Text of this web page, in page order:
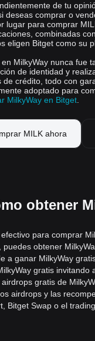
de tu
deseas comprar o
lugar para comprar
combinadas
eligen Bitget como su
en MilkyWay nunca fue
de identidad y
de crédito, todo con
adoptado para
MilkyWay en Bitget
MILK ahora
obtener
para comprar
puedes obtener
a ganar MilkyWay
gratis invitando
airdrops gratis de
airdrops y las
Bitget Swap o el